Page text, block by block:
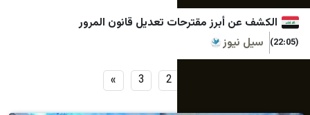
أبرز مقترحات تعديل قانون المرور